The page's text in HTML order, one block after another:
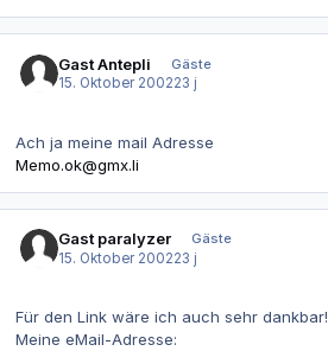
Gast Antepli
Gäste
15. Oktober 200223 j
Ach ja meine mail Adresse
Memo.ok@gmx.li
Gast paralyzer
Gäste
15. Oktober 200223 j
Für den Link wäre ich auch sehr dankbar!
Meine eMail-Adresse: